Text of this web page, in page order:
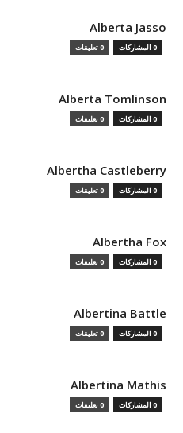
Alberta Jasso
0 المشاركات 0 تعليقات
Alberta Tomlinson
0 المشاركات 0 تعليقات
Albertha Castleberry
0 المشاركات 0 تعليقات
Albertha Fox
0 المشاركات 0 تعليقات
Albertina Battle
0 المشاركات 0 تعليقات
Albertina Mathis
0 المشاركات 0 تعليقات